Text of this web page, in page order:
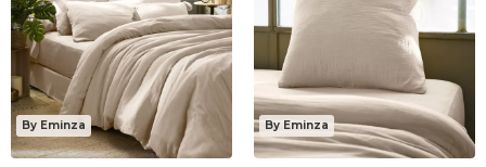
By Eminza By Eminza